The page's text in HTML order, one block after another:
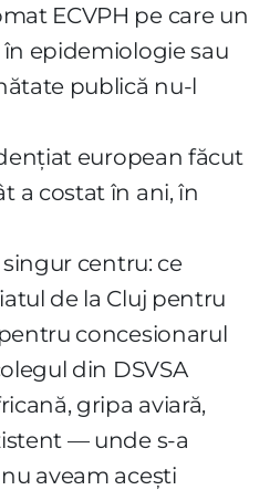
ECVPH pe care un
epidemiologie sau
publică nu-l
european făcut
a costat în ani, în
centru: ce
de la Cluj pentru
concesionarul
din DSVSA
gripa aviară,
— unde s-a
aveam acești